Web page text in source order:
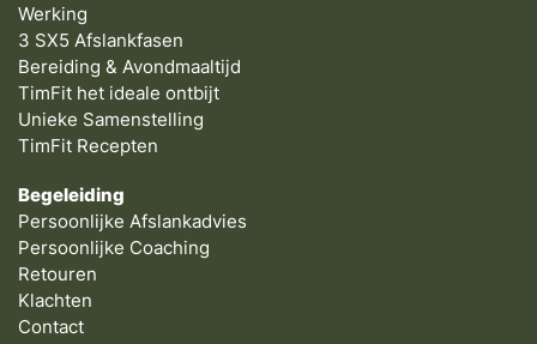
Werking
3 SX5 Afslankfasen
Bereiding & Avondmaaltijd
TimFit het ideale ontbijt
Unieke Samenstelling
TimFit Recepten
Begeleiding
Persoonlijke Afslankadvies
Persoonlijke Coaching
Retouren
Klachten
Contact